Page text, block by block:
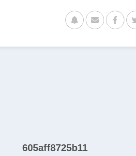
605aff8725b11